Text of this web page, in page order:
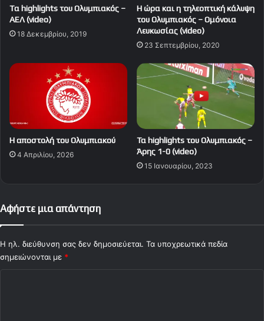
Tα highlights του Ολυμπιακός –
ΑΕΛ (video)
18 Δεκεμβρίου, 2019
Η ώρα και η τηλεοπτική κάλυψη
του Ολυμπιακός – Ομόνοια
Λευκωσίας (video)
23 Σεπτεμβρίου, 2020
Η αποστολή του Ολυμπιακού
4 Απριλίου, 2026
Τα highlights του Ολυμπιακός –
Άρης 1-0 (video)
15 Ιανουαρίου, 2023
Αφήστε μια απάντηση
Η ηλ. διεύθυνση σας δεν δημοσιεύεται. Τα υποχρεωτικά πεδία
σημειώνονται με *